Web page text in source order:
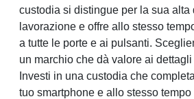
custodia si distingue per la sua alta
lavorazione e offre allo stesso
a tutte le porte e ai pulsanti.
un marchio che dà valore ai
Investi in una custodia che
tuo smartphone e allo stesso